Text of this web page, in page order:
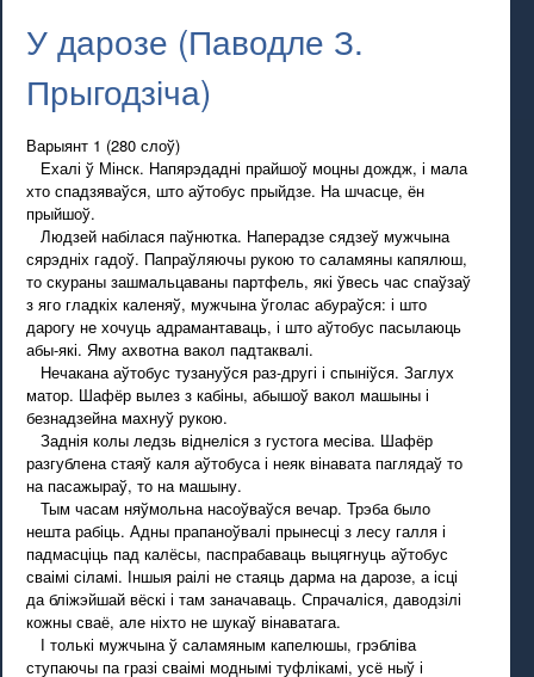
У дарозе (Паводле З.
Прыгодзіча)
Варыянт 1 (280 слоў)
Ехалі ў Мінск. Напярэдадні прайшоў моцны дождж, і мала
хто спадзяваўся, што аўтобус прыйдзе. На шчасце, ён
прыйшоў.
Людзей набілася паўнютка. Наперадзе сядзеў мужчына
сярэдніх гадоў. Папраўляючы рукою то саламяны капялюш,
то скураны зашмальцаваны партфель, які ўвесь час спаўзаў
з яго гладкіх каленяў, мужчына ўголас абураўся: і што
дарогу не хочуць адрамантаваць, і што аўтобус пасылаюць
абы-які. Яму ахвотна вакол падтаквалі.
Нечакана аўтобус тузануўся раз-другі і спыніўся. Заглух
матор. Шафёр вылез з кабіны, абышоў вакол машыны і
безнадзейна махнуў рукою.
Заднія колы ледзь віднеліся з густога месіва. Шафёр
разгублена стаяў каля аўтобуса і неяк вінавата паглядаў то
на пасажыраў, то на машыну.
Тым часам няўмольна насоўваўся вечар. Трэба было
нешта рабіць. Адны прапаноўвалі прынесці з лесу галля і
падмасціць пад калёсы, паспрабаваць выцягнуць аўтобус
сваімі сіламі. Іншыя раілі не стаяць дарма на дарозе, а ісці
да бліжэйшай вёскі і там заначаваць. Спрачаліся, даводзілі
кожны сваё, але ніхто не шукаў вінаватага.
І толькі мужчына ў саламяным капелюшы, грэбліва
ступаючы па гразі сваімі моднымі туфлікамі, усё ныў і